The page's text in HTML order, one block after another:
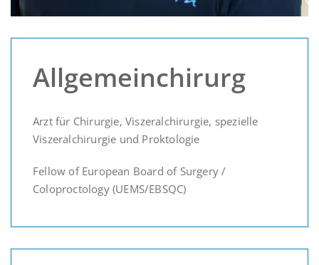
Allgemeinchirurg
Arzt für Chirurgie, Viszeralchirurgie, spezielle
Viszeralchirurgie und Proktologie
Fellow of European Board of Surgery /
Coloproctology (UEMS/EBSQC)